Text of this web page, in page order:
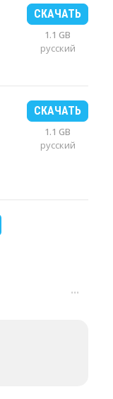
СКАЧАТЬ
1.1 GB
русский
СКАЧАТЬ
1.1 GB
русский
···